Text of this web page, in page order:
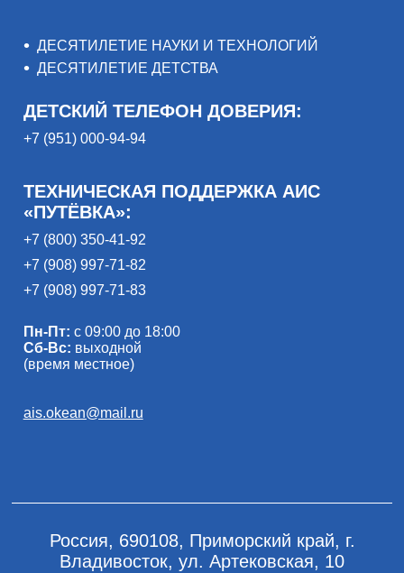
ДЕСЯТИЛЕТИЕ НАУКИ И ТЕХНОЛОГИЙ
ДЕСЯТИЛЕТИЕ ДЕТСТВА
ДЕТСКИЙ ТЕЛЕФОН ДОВЕРИЯ:
+7 (951) 000-94-94
ТЕХНИЧЕСКАЯ ПОДДЕРЖКА АИС
«ПУТЁВКА»:
+7 (800) 350-41-92
+7 (908) 997-71-82
+7 (908) 997-71-83
Пн-Пт: с 09:00 до 18:00
Сб-Вс: выходной
(время местное)
ais.okean@mail.ru
Россия, 690108, Приморский край, г.
Владивосток, ул. Артековская, 10